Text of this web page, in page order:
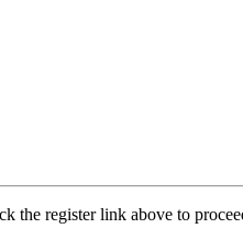
the register link above to